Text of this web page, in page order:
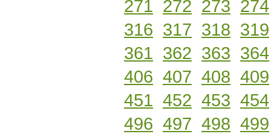
271 272 273 274
316 317 318 319
361 362 363 364
406 407 408 409
451 452 453 454
496 497 498 499